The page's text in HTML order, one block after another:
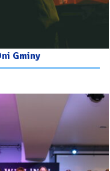
Gminy